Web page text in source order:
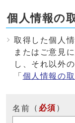
個人情報の
取得した個人
またはご意見
し、それ以外
「 個人情報の
名前 （ 必須 ）